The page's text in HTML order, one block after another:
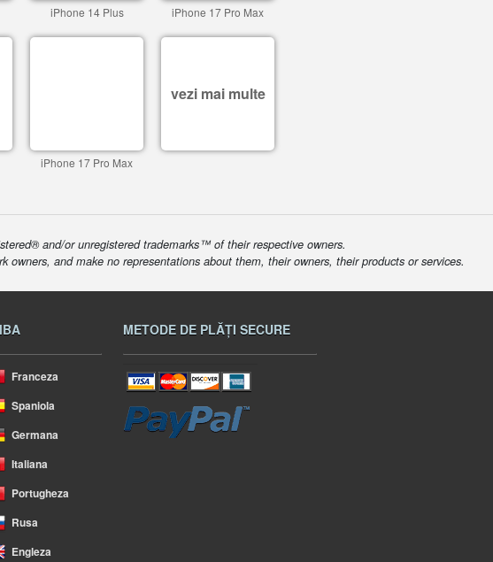
iPhone 14 Plus iPhone 17 Pro Max
iPhone 17 Pro Max
vezi mai multe
and/or unregistered trademarks™ of their respective owners.
and make no representations about them, their owners, their products or services.
Franceza
Spaniola
Germana
Italiana
Portugheza
Rusa
Engleza
METODE DE PLĂȚI SECURE